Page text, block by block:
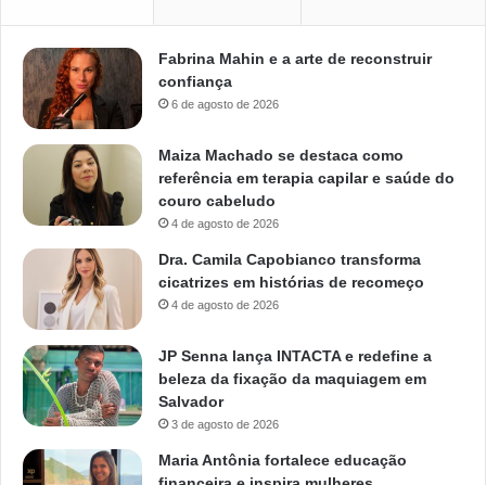
Fabrina Mahin e a arte de reconstruir
confiança
6 de agosto de 2026
Maiza Machado se destaca como
referência em terapia capilar e saúde do
couro cabeludo
4 de agosto de 2026
Dra. Camila Capobianco transforma
cicatrizes em histórias de recomeço
4 de agosto de 2026
JP Senna lança INTACTA e redefine a
beleza da fixação da maquiagem em
Salvador
3 de agosto de 2026
Maria Antônia fortalece educação